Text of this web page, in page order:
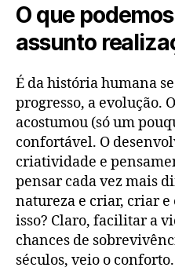
O que
assunto
É da história humana
progresso, a evolução.
acostumou (só um
confortável. O
criatividade e
pensar cada vez mais
natureza e criar, criar
isso? Claro, facilitar a
chances de
séculos, veio o conforto.